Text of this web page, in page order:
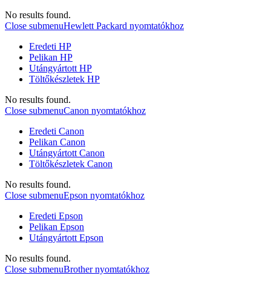
No results found.
Close submenuHewlett Packard nyomtatókhoz
Eredeti HP
Pelikan HP
Utángyártott HP
Töltőkészletek HP
No results found.
Close submenuCanon nyomtatókhoz
Eredeti Canon
Pelikan Canon
Utángyártott Canon
Töltőkészletek Canon
No results found.
Close submenuEpson nyomtatókhoz
Eredeti Epson
Pelikan Epson
Utángyártott Epson
No results found.
Close submenuBrother nyomtatókhoz